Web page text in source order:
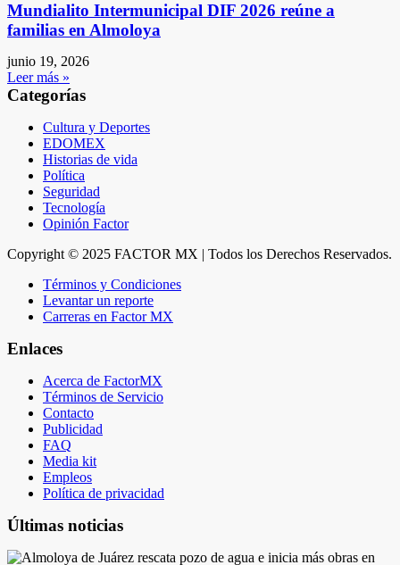
Mundialito Intermunicipal DIF 2026 reúne a
familias en Almoloya
junio 19, 2026
Leer más »
Categorías
Cultura y Deportes
EDOMEX
Historias de vida
Política
Seguridad
Tecnología
Opinión Factor
Copyright © 2025 FACTOR MX | Todos los Derechos Reservados.
Términos y Condiciones
Levantar un reporte
Carreras en Factor MX
Enlaces
Acerca de FactorMX
Términos de Servicio
Contacto
Publicidad
FAQ
Media kit
Empleos
Política de privacidad
Últimas noticias